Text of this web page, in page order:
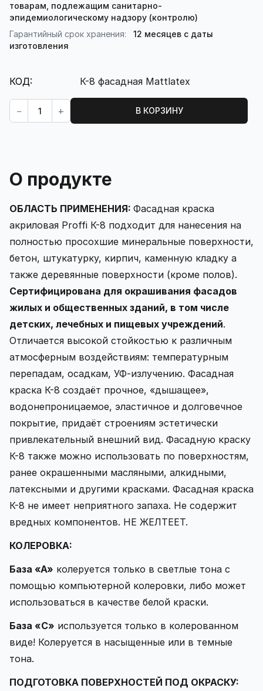
товарам, подлежащим санитарно-
эпидемиологическому надзору (контролю)
Гарантийный срок хранения:
12 месяцев с даты
изготовления
КОД: К-8 фасадная Mattlatex
Кол-во:
− + В КОРЗИНУ
О продукте
ОБЛАСТЬ ПРИМЕНЕНИЯ: Фасадная краска
акриловая Proffi К-8 подходит для нанесения на
полностью просохшие минеральные поверхности,
бетон, штукатурку, кирпич, каменную кладку а
также деревянные поверхности (кроме полов).
Сертифицирована для окрашивания фасадов
жилых и общественных зданий, в том числе
детских, лечебных и пищевых учреждений.
Отличается высокой стойкостью к различным
атмосферным воздействиям: температурным
перепадам, осадкам, УФ-излучению. Фасадная
краска К-8 создаёт прочное, «дышащее»,
водонепроницаемое, эластичное и долговечное
покрытие, придаёт строениям эстетически
привлекательный внешний вид. Фасадную краску
К-8 также можно использовать по поверхностям,
ранее окрашенными масляными, алкидными,
латексными и другими красками. Фасадная краска
К-8 не имеет неприятного запаха. Не содержит
вредных компонентов. НЕ ЖЕЛТЕЕТ.
КОЛЕРОВКА:
База «А» колеруется только в светлые тона с
помощью компьютерной колеровки, либо может
использоваться в качестве белой краски.
База «С» используется только в колерованном
виде! Колеруется в насыщенные или в темные
тона.
ПОДГОТОВКА ПОВЕРХНОСТЕЙ ПОД ОКРАСКУ: